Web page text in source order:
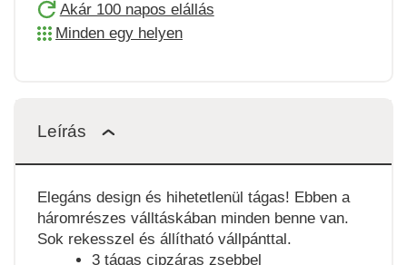
Akár 100 napos elállás
Minden egy helyen
Leírás
Elegáns design és hihetetlenül tágas! Ebben a
háromrészes válltáskában minden benne van.
Sok rekesszel és állítható vállpánttal.
3 tágas cipzáras zsebbel